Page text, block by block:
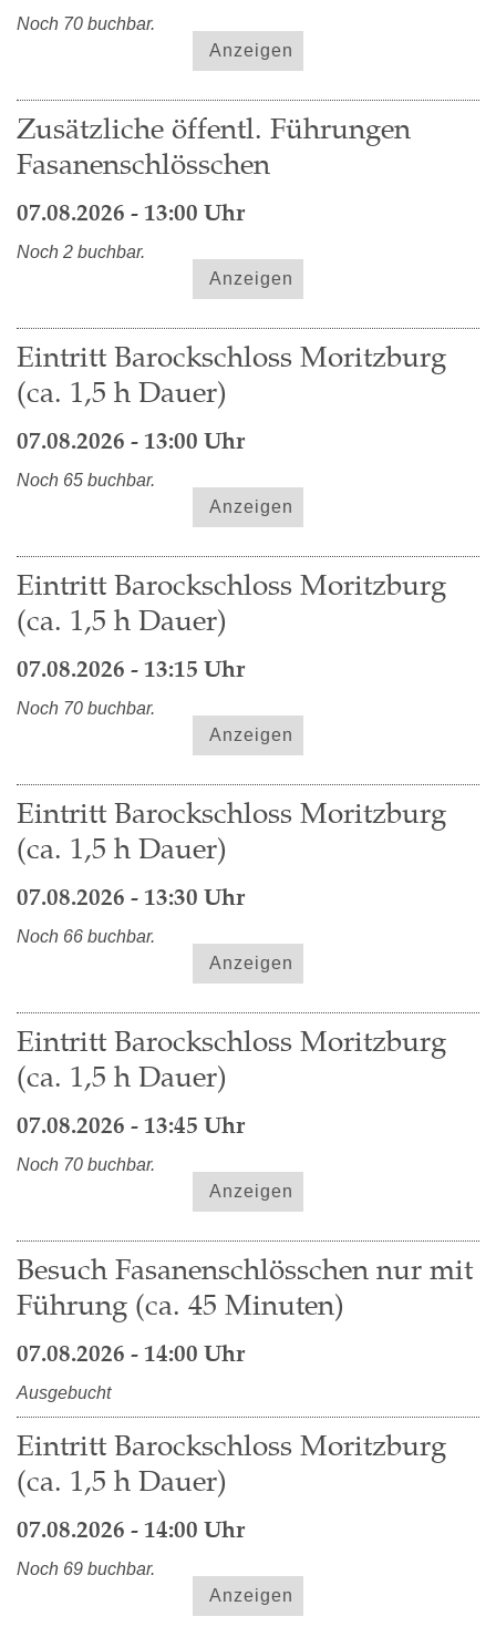
Noch 70 buchbar.
Anzeigen
Zusätzliche öffentl. Führungen
Fasanenschlösschen
07.08.2026 - 13:00 Uhr
Noch 2 buchbar.
Anzeigen
Eintritt Barockschloss Moritzburg
(ca. 1,5 h Dauer)
07.08.2026 - 13:00 Uhr
Noch 65 buchbar.
Anzeigen
Eintritt Barockschloss Moritzburg
(ca. 1,5 h Dauer)
07.08.2026 - 13:15 Uhr
Noch 70 buchbar.
Anzeigen
Eintritt Barockschloss Moritzburg
(ca. 1,5 h Dauer)
07.08.2026 - 13:30 Uhr
Noch 66 buchbar.
Anzeigen
Eintritt Barockschloss Moritzburg
(ca. 1,5 h Dauer)
07.08.2026 - 13:45 Uhr
Noch 70 buchbar.
Anzeigen
Besuch Fasanenschlösschen nur mit
Führung (ca. 45 Minuten)
07.08.2026 - 14:00 Uhr
Ausgebucht
Eintritt Barockschloss Moritzburg
(ca. 1,5 h Dauer)
07.08.2026 - 14:00 Uhr
Noch 69 buchbar.
Anzeigen